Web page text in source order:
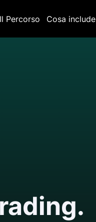
Il Percorso Cosa include